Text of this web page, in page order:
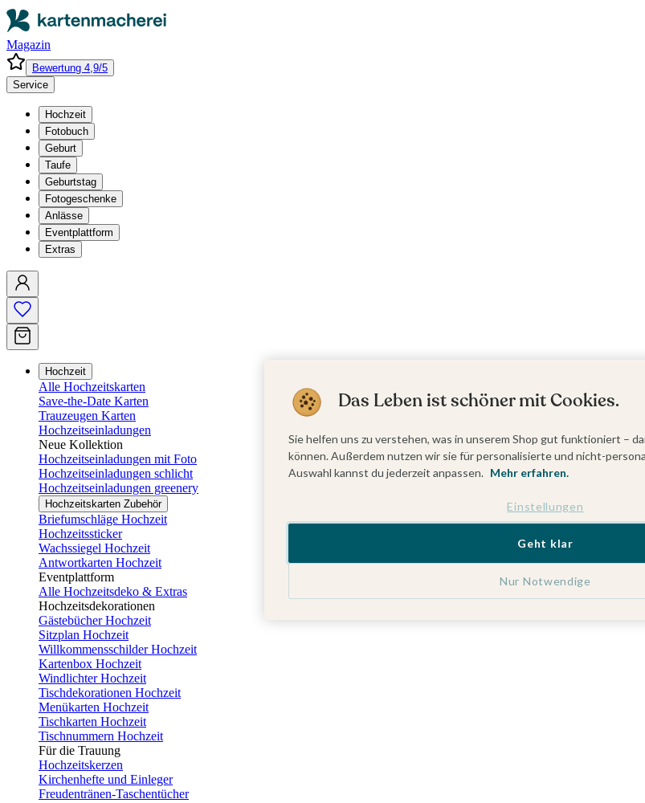
Magazin
Bewertung 4,9/5
Service
Hochzeit
Fotobuch
Geburt
Taufe
Geburtstag
Fotogeschenke
Anlässe
Eventplattform
Extras
Hochzeit
Alle Hochzeitskarten
Save-the-Date Karten
Trauzeugen Karten
Hochzeitseinladungen
Neue Kollektion
Hochzeitseinladungen mit Foto
Hochzeitseinladungen schlicht
Hochzeitseinladungen greenery
Hochzeitskarten Zubehör
Briefumschläge Hochzeit
Hochzeitssticker
Wachssiegel Hochzeit
Antwortkarten Hochzeit
Eventplattform
Alle Hochzeitsdeko & Extras
Hochzeitsdekorationen
Gästebücher Hochzeit
Sitzplan Hochzeit
Willkommensschilder Hochzeit
Kartenbox Hochzeit
Windlichter Hochzeit
Tischdekorationen Hochzeit
Menükarten Hochzeit
Tischkarten Hochzeit
Tischnummern Hochzeit
Für die Trauung
Hochzeitskerzen
Kirchenhefte und Einleger
Freudentränen-Taschentücher
Das Leben ist schöner mit Cookies.
Sie helfen uns zu verstehen, was in unserem Shop gut funktioniert –
können. Außerdem nutzen wir sie für personalisierte und nicht-
Auswahl kannst du jederzeit anpassen. Mehr erfahren.
Einstellungen
Nur Notwendige
Geht klar